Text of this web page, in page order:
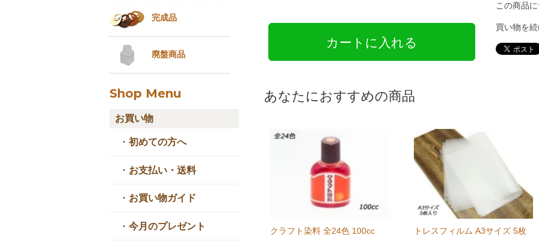
この商品
買い物を
あなたにおすすめの商品
クラフト染料 全24色 100cc トレスフィルム A3サイズ 5枚
完成品
廃盤商品
Shop Menu
お買い物
・ 初めての方へ
・ お支払い・送料
・ お買い物ガイド
・ 今月のプレゼント